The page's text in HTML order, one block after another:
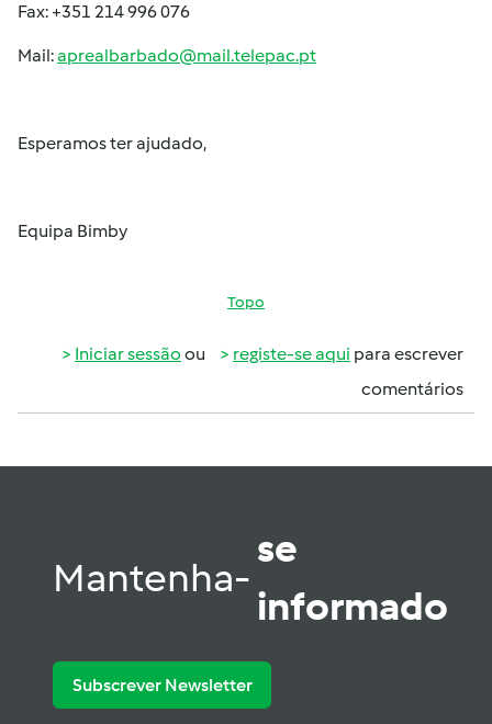
Fax: +351 214 996 076
Mail:aprealbarbado@mail.telepac.pt
Esperamos ter ajudado,
Equipa Bimby
Topo
Iniciar sessão ou registe-se aqui para escrever
comentários
Mantenha-
se
informado
Subscrever Newsletter